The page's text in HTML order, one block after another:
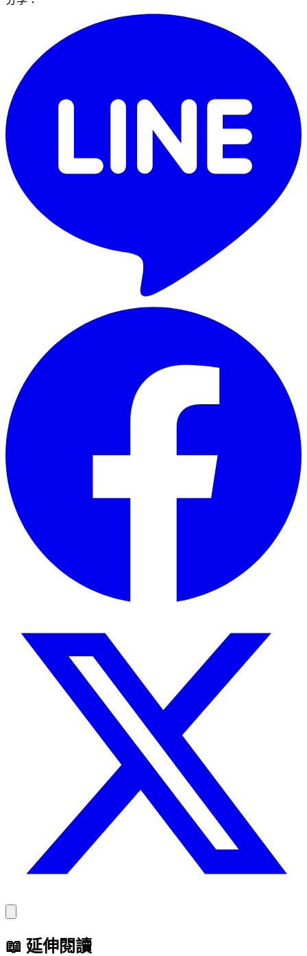
📖 延伸閱讀